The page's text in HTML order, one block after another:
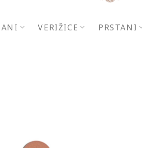
VERIŽICE PRSTANI